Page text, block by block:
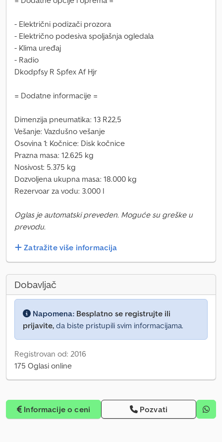
- Električni podizači prozora
- Električno podesiva spoljašnja ogledala
- Klima uređaj
- Radio
Dkodpfsy R Spfex Af Hjr
= Dodatne informacije =
Dimenzija pneumatika: 13 R22,5
Vešanje: Vazdušno vešanje
Osovina 1: Kočnice: Disk kočnice
Prazna masa: 12.625 kg
Nosivost: 5.375 kg
Dozvoljena ukupna masa: 18.000 kg
Rezervoar za vodu: 3.000 l
Oglas je automatski preveden. Moguće su greške u
prevodu.
Zatražite više informacija
Dobavljač
Napomena: Besplatno se registrujte ili
prijavite, da biste pristupili svim informacijama.
Registrovan od: 2016
175 Oglasi online
Informacije o ceni Pozvati